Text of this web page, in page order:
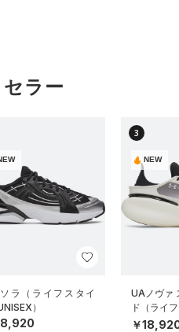
ラー
ラ（ライフスタイ
）
3
NEW
UAノヴァ
ド（ライ
EX）
￥